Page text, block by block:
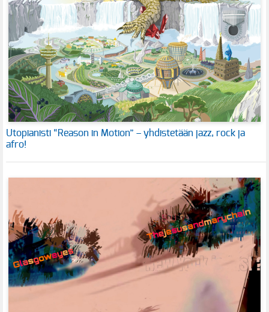
Utopianisti “Reason in Motion” – yhdistetään jazz, rock ja
afro!